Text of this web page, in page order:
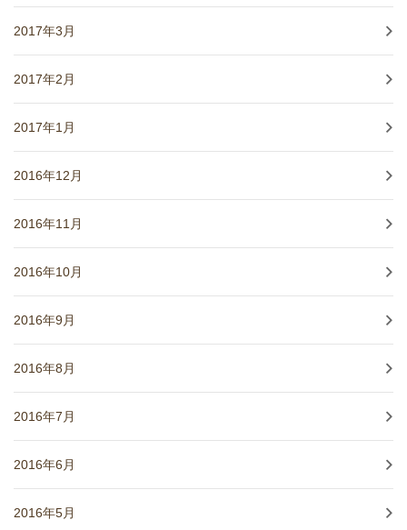
2017年3月
2017年2月
2017年1月
2016年12月
2016年11月
2016年10月
2016年9月
2016年8月
2016年7月
2016年6月
2016年5月